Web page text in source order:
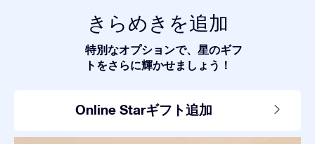
きらめきを追加
特別なオプションで、星のギフ
トをさらに輝かせましょう！
Online Starギフト追加